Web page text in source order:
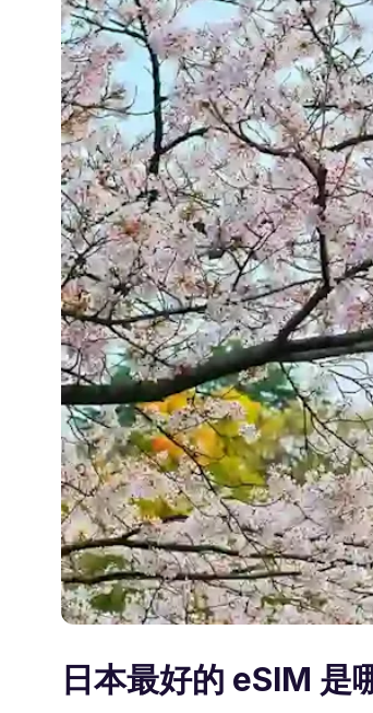
日本最好的 eSIM 是